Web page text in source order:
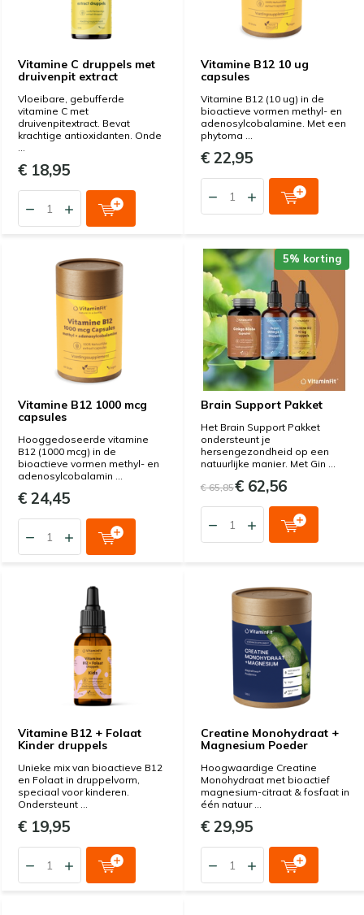
Vitamine C druppels met
druivenpit extract
Vloeibare, gebufferde
vitamine C met
druivenpitextract. Bevat
krachtige antioxidanten. Onde
...
€ 18,95
Vitamine B12 10 ug
capsules
Vitamine B12 (10 ug) in de
bioactieve vormen methyl- en
adenosylcobalamine. Met een
phytoma ...
€ 22,95
Vitamine B12 1000 mcg
capsules
Hooggedoseerde vitamine
B12 (1000 mcg) in de
bioactieve vormen methyl- en
adenosylcobalamin ...
€ 24,45
Brain Support Pakket
5% korting
Het Brain Support Pakket
ondersteunt je
hersengezondheid op een
natuurlijke manier. Met Gin ...
€ 65,85€ 62,56
Vitamine B12 + Folaat
Kinder druppels
Unieke mix van bioactieve B12
en Folaat in druppelvorm,
speciaal voor kinderen.
Ondersteunt ...
€ 19,95
Creatine Monohydraat +
Magnesium Poeder
Hoogwaardige Creatine
Monohydraat met bioactief
magnesium-citraat & fosfaat in
één natuur ...
€ 29,95